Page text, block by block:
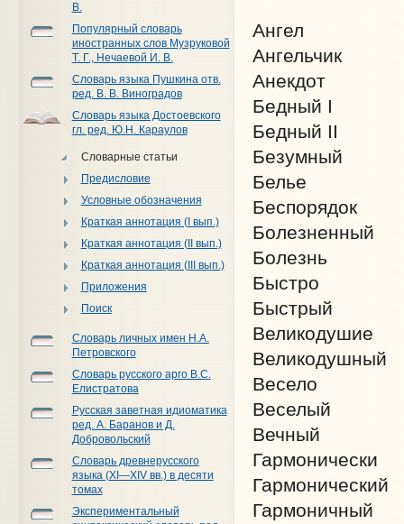
В.
Популярный словарь
иностранных слов Музруковой
Т. Г., Нечаевой И. В.
Словарь языка Пушкина отв.
ред. В. В. Виноградов
Словарь языка Достоевского
гл. ред. Ю.Н. Караулов
Словарные статьи
Предисловие
Условные обозначения
Краткая аннотация (I вып.)
Краткая аннотация (II вып.)
Краткая аннотация (III вып.)
Приложения
Поиск
Словарь личных имен Н.А.
Петровского
Словарь русского арго В.С.
Елистратова
Русская заветная идиоматика
ред. А. Баранов и Д.
Добровольский
Словарь древнерусского
языка (XI—XIV вв.) в десяти
томах
Экспериментальный
Ангел
Ангельчик
Анекдот
Бедный I
Бедный II
Безумный
Белье
Беспорядок
Болезненный
Болезнь
Быстро
Быстрый
Великодушие
Великодушный
Весело
Веселый
Вечный
Гармонически
Гармонический
Гармоничный